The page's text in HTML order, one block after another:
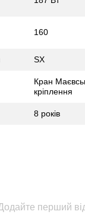
160
SX
Кран
кріплення
8 років
перший